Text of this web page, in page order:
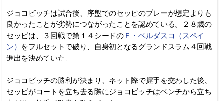
ジョコビッチは試合後、序盤でのセッピのプレーが想定よりも
良かったことが劣勢につながったことを認めている。２８歳の
セッピは、３回戦で第１４シードの Ｆ・ベルダスコ（スペイ
ン）
をフルセットで破り、自身初となるグランドスラム４回戦
進出を決めていた。
ジョコビッチの勝利が決まり、ネット際で握手を交わした後、
セッピがコートを立ち去る際にジョコビッチはベンチから立ち